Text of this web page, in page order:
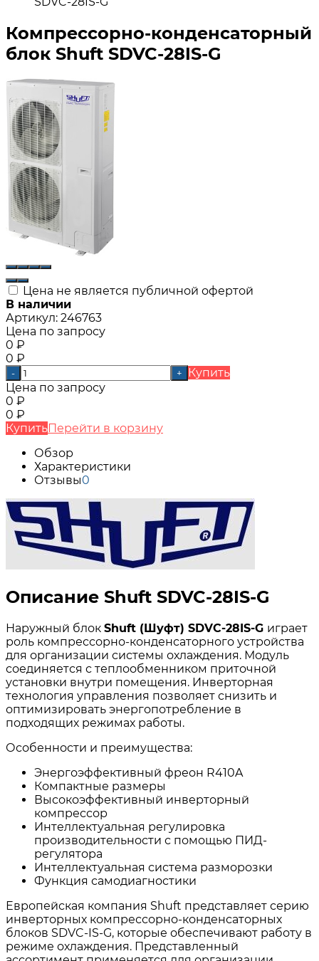
Компрессорно-конденсаторный
блок Shuft SDVC-28IS-G
Цена не является публичной офертой
В наличии
Артикул: 246763
Цена по запросу
0 ₽
0 ₽
- +
Купить
Цена по запросу
0 ₽
0 ₽
КупитьПерейти в корзину
Обзор
Характеристики
Отзывы0
Описание Shuft SDVC-28IS-G
Наружный блок Shuft (Шуфт) SDVC-28IS-G играет
роль компрессорно-конденсаторного устройства
для организации системы охлаждения. Модуль
соединяется с теплообменником приточной
установки внутри помещения. Инверторная
технология управления позволяет снизить и
оптимизировать энергопотребление в
подходящих режимах работы.
Особенности и преимущества:
Энергоэффективный фреон R410A
Компактные размеры
Высокоэффективный инверторный
компрессор
Интеллектуальная регулировка
производительности с помощью ПИД-
регулятора
Интеллектуальная система разморозки
Функция самодиагностики
Европейская компания Shuft представляет серию
инверторных компрессорно-конденсаторных
блоков SDVC-IS-G, которые обеспечивают работу в
режиме охлаждения. Представленный